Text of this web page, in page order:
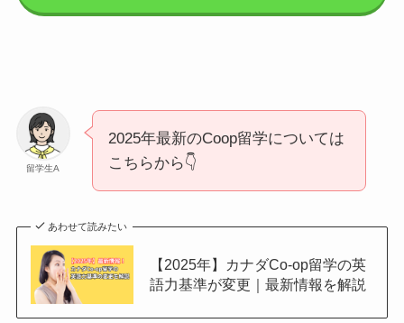
留学生A
2025年最新のCoop留学については
こちらから👇
あわせて読みたい
【2025年】カナダCo-op留学の英
語力基準が変更｜最新情報を解説